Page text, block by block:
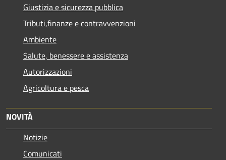
Giustizia e sicurezza pubblica
Tributi,finanze e contravvenzioni
Ambiente
Salute, benessere e assistenza
Autorizzazioni
Agricoltura e pesca
NOVITÀ
Notizie
Comunicati